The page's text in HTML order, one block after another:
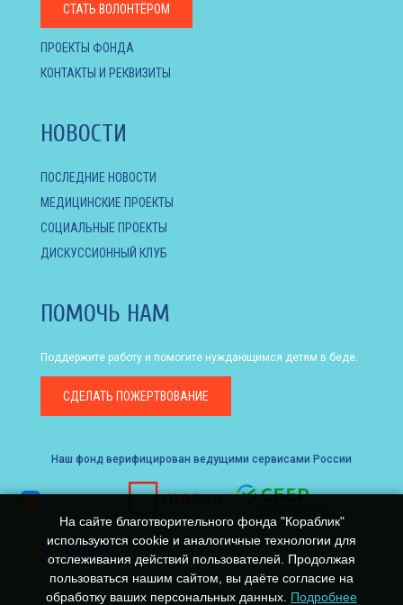
СТАТЬ ВОЛОНТЁРОМ
ПРОЕКТЫ ФОНДА
КОНТАКТЫ И РЕКВИЗИТЫ
НОВОСТИ
ПОСЛЕДНИЕ НОВОСТИ
МЕДИЦИНСКИЕ ПРОЕКТЫ
СОЦИАЛЬНЫЕ ПРОЕКТЫ
ДИСКУССИОННЫЙ КЛУБ
ПОМОЧЬ НАМ
Поддержите работу и помогите нуждающимся детям в беде.
СДЕЛАТЬ ПОЖЕРТВОВАНИЕ
Наш фонд верифицирован ведущими сервисами России
На сайте благотворительного фонда "Кораблик"
используются cookie и аналогичные технологии для
отслеживания действий пользователей. Продолжая
пользоваться нашим сайтом, вы даёте согласие на
обработку ваших персональных данных. Подробнее